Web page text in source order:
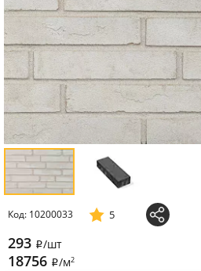
Код: 10200033 5
293 i/шт
18756 i/м2